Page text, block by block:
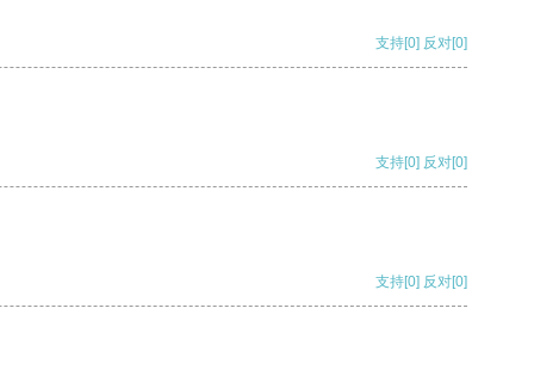
支持[0] 反对[0]
支持[0] 反对[0]
支持[0] 反对[0]